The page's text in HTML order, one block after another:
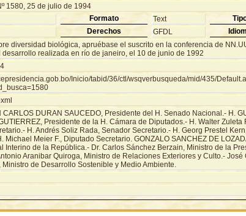
1580, 25 de julio de 1994
Formato Text
Derechos GFDL
diversidad biológica, apruébase el suscrito en la conferencia de
desarrollo realizada en río de janeiro, el 10 de junio de 1992
Inicio/tabid/36/ctl/wsqverbusqueda/mid/435/
CARLOS DURAN SAUCEDO, Presidente del H. Senado Nacional.- H.
Presidente de la H. Cámara de Diputados.- H. Walter Zuleta
H. Andrés Soliz Rada, Senador Secretario.- H. Georg Prestel
Michael Meier F., Diputado Secretario. GONZALO SANCHEZ DE
Interino de la República.- Dr. Carlos Sánchez Berzain, Ministro de la
Aranibar Quiroga, Ministro de Relaciones Exteriores y Culto.- José
Ministro de Desarrollo Sostenible y Medio Ambiente.